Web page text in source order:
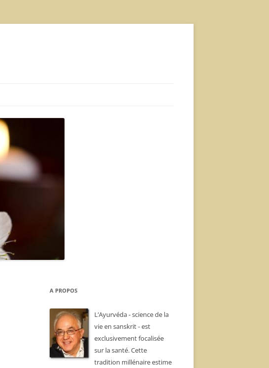
A PROPOS
L’Ayurvéda - science de la
vie en sanskrit - est
exclusivement focalisée
sur la santé. Cette
tradition millénaire estime